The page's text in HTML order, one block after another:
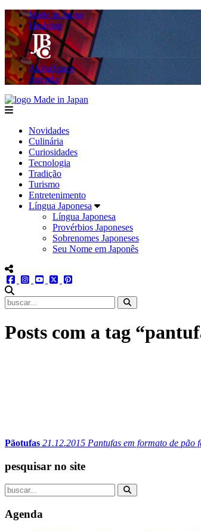
Made in Japan
Hashitag
AkibaSpace
Agenda
menu
Novidades
Culinária
Curiosidades
Tecnologia
Tradição
Turismo
Entretenimento
Língua Japonesa
Língua Japonesa
Provérbios Japoneses
Sobrenomes Japoneses
Seu Nome em Japonês
menu redes social
facebookinstagram
youtube
twitter
Posts com a tag
Pãotufas 21.12.2015 Pantufas em formato de pão
pesquisar no site
Agenda